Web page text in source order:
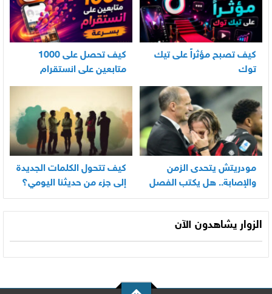
كيف تصبح مؤثراً على تيك
توك
كيف تحصل على 1000
متابعين على انستقرام
بسرعة
مودريتش يتحدى الزمن
والإصابة.. هل يكتب الفصل
الأخير في أسطورته
المونديالية؟
كيف تتحول الكلمات الجديدة
إلى جزء من حديثنا اليومي؟
الزوار يشاهدون الآن